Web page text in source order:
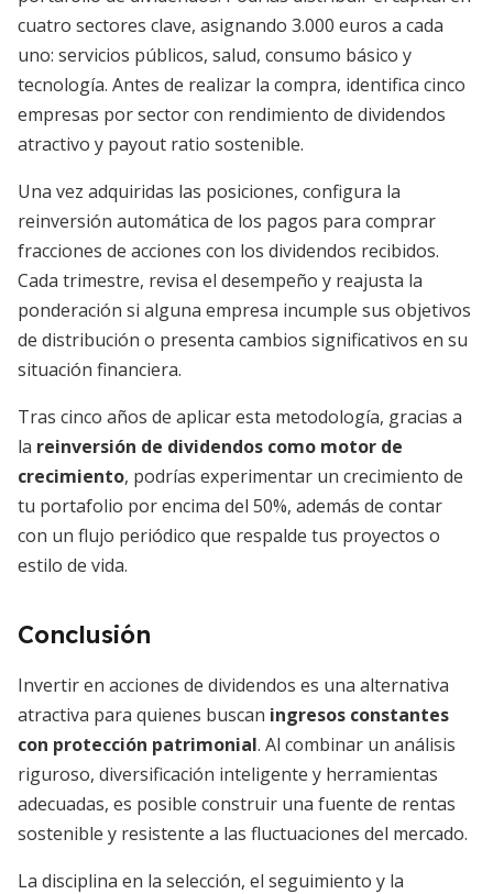
cuatro sectores clave, asignando 3.000 euros a cada
uno: servicios públicos, salud, consumo básico y
tecnología. Antes de realizar la compra, identifica cinco
empresas por sector con rendimiento de dividendos
atractivo y payout ratio sostenible.
Una vez adquiridas las posiciones, configura la
reinversión automática de los pagos para comprar
fracciones de acciones con los dividendos recibidos.
Cada trimestre, revisa el desempeño y reajusta la
ponderación si alguna empresa incumple sus objetivos
de distribución o presenta cambios significativos en su
situación financiera.
Tras cinco años de aplicar esta metodología, gracias a
la reinversión de dividendos como motor de
crecimiento, podrías experimentar un crecimiento de
tu portafolio por encima del 50%, además de contar
con un flujo periódico que respalde tus proyectos o
estilo de vida.
Conclusión
Invertir en acciones de dividendos es una alternativa
atractiva para quienes buscan ingresos constantes
con protección patrimonial. Al combinar un análisis
riguroso, diversificación inteligente y herramientas
adecuadas, es posible construir una fuente de rentas
sostenible y resistente a las fluctuaciones del mercado.
La disciplina en la selección, el seguimiento y la